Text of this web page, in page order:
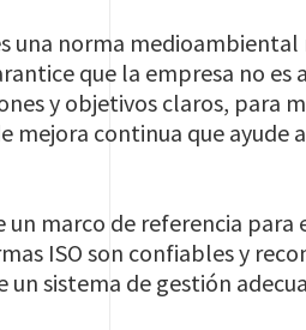
una norma
que la empresa no
y objetivos claros, para
mejora continua que
un marco de referencia
ISO son confiables y
sistema de gestión